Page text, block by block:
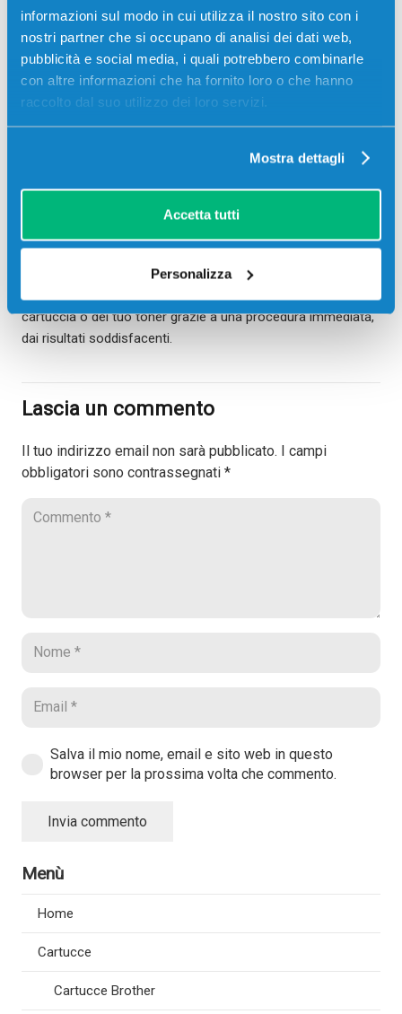
informazioni sul modo in cui utilizza il nostro sito con i
nostri partner che si occupano di analisi dei dati web,
pubblicità e social media, i quali potrebbero combinarle
con altre informazioni che ha fornito loro o che hanno
raccolto dal suo utilizzo dei loro servizi.
Mostra dettagli
Accetta tutti
Personalizza
andando su Modifica e scegli la dicitura In bianco e nero nel
menù dei colori. Inizia a stampare e la procedura è
completata.
tuo dispositivo mobile. Se possiedi un modelloAndroid, devi
fare clic su Stampa e Condividi e selezionare la modalità in
bianco e nero. Per i modelliiOS, devi andare sulle opzioni di
Ed ecco che hai la chance di risparmiare i colori della tua
cartuccia o del tuo toner grazie a una procedura immediata,
dai risultati soddisfacenti.
Lascia un commento
Il tuo indirizzo email non sarà pubblicato. I campi
obbligatori sono contrassegnati *
Salva il mio nome, email e sito web in questo
browser per la prossima volta che commento.
Invia commento
Menù
Home
Cartucce
Cartucce Brother